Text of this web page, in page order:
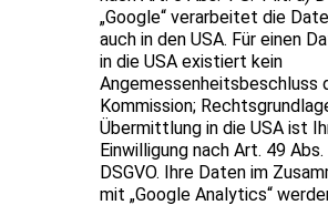
„Google“ verarbeitet die
auch in den USA. Für einen
in die USA existiert kein
Angemessenheitsbeschluss
Kommission;
Übermittlung in die USA ist
Einwilligung nach Art. 49
DSGVO. Ihre Daten im
mit „Google Analytics“